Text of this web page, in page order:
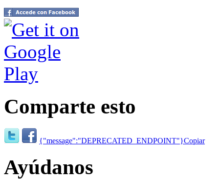
Comparte esto
{"message":"DEPRECATED_ENDPOINT"}Copiar
Ayúdanos